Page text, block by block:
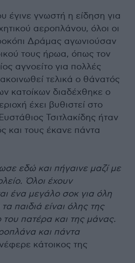
έγινε γνωστή η είδηση για
αεροπλάνου, όλοι οι
Δράμας αγωνιούσαν
τους ήρωα, όπως τον
αγνοείτο για πολλές
τελικά ο θάνατός
κατοίκων διαδέχθηκε ο
έχει βυθιστεί στο
Τσιτλακίδης ήταν
και τους έκανε πάντα
εδώ και πήγαινε μαζί με
Όλοι έχουν
ένα μεγάλο σοκ για όλη
παιδιά είναι όλης της
του πατέρα και της μάνας.
και πάντα
κάτοικος της